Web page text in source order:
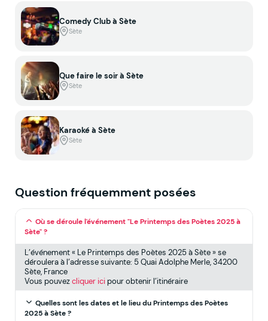
Comedy Club à Sète
Sète
Que faire le soir à Sète
Sète
Karaoké à Sète
Sète
Question fréquemment posées
Où se déroule l'événement "Le Printemps des Poètes 2025 à
Sète" ?
L’événement « Le Printemps des Poètes 2025 à Sète » se
déroulera à l’adresse suivante: 5 Quai Adolphe Merle, 34200
Sète, France
Vous pouvezcliquer icipour obtenir l’itinéraire
Quelles sont les dates et le lieu du Printemps des Poètes
2025 à Sète ?